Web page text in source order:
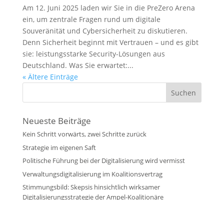
Am 12. Juni 2025 laden wir Sie in die PreZero Arena
ein, um zentrale Fragen rund um digitale
Souveränität und Cybersicherheit zu diskutieren.
Denn Sicherheit beginnt mit Vertrauen – und es gibt
sie: leistungsstarke Security-Lösungen aus
Deutschland. Was Sie erwartet:...
« Ältere Einträge
Neueste Beiträge
Kein Schritt vorwärts, zwei Schritte zurück
Strategie im eigenen Saft
Politische Führung bei der Digitalisierung wird vermisst
Verwaltungsdigitalisierung im Koalitionsvertrag
Stimmungsbild: Skepsis hinsichtlich wirksamer
Digitalisierungsstrategie der Ampel-Koalitionäre